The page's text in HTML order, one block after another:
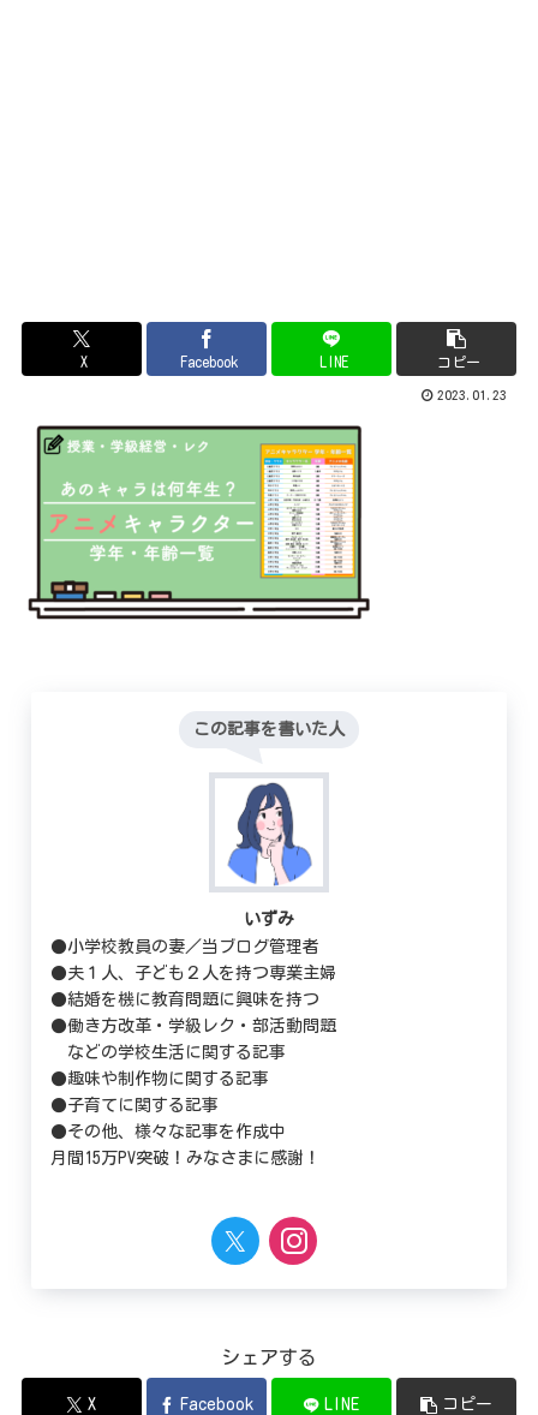
X Facebook LINE コピー
2023.01.23
この記事を書いた人
いずみ
●小学校教員の妻／当ブログ管理者
●夫１人、子ども２人を持つ専業主婦
●結婚を機に教育問題に興味を持つ
●働き方改革・学級レク・部活動問題
などの学校生活に関する記事
●趣味や制作物に関する記事
●子育てに関する記事
●その他、様々な記事を作成中
月間15万PV突破！みなさまに感謝！
シェアする
X Facebook LINE コピー